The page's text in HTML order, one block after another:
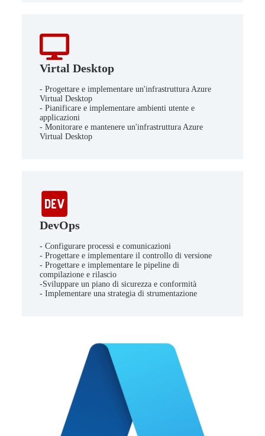
Virtal Desktop
- Progettare e implementare un'infrastruttura Azure
Virtual Desktop
- Pianificare e implementare ambienti utente e
applicazioni
- Monitorare e mantenere un'infrastruttura Azure
Virtual Desktop
DevOps
- Configurare processi e comunicazioni
- Progettare e implementare il controllo di versione
- Progettare e implementare le pipeline di
compilazione e rilascio
-Sviluppare un piano di sicurezza e conformità
- Implementare una strategia di strumentazione